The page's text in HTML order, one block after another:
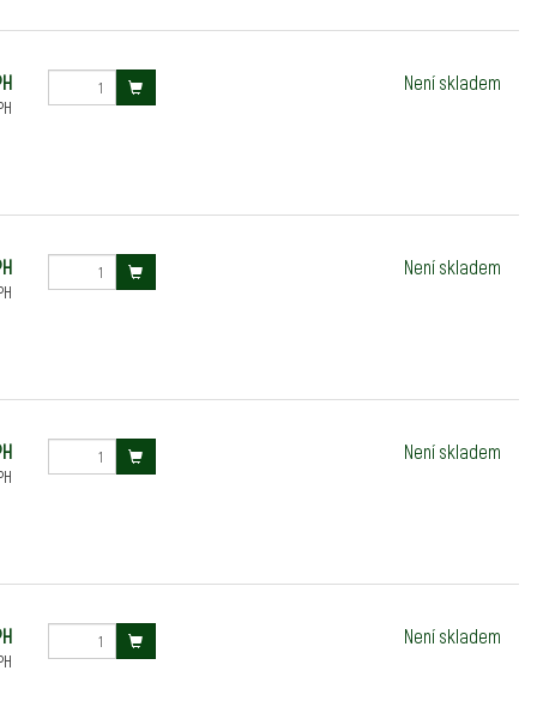
Není skladem
Není skladem
Není skladem
Není skladem